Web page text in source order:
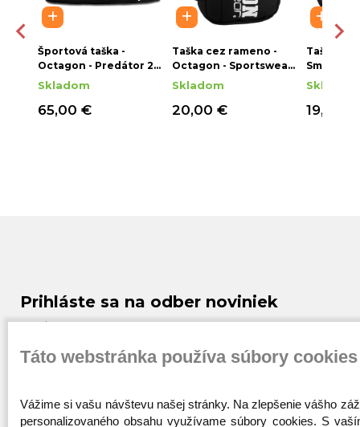
Športová taška -
Octagon - Predátor 2v1
(Batoh)
Skladom
65,00 €
Taška cez rameno -
Octagon - Sportswear
- čierna
Skladom
20,00 €
Taška
Smash -
Skladom
19,00 €
Prihláste sa na odber noviniek
Buďte prvý, kto to vie. Zaregistrujte sa na odber
Táto webstránka používa súbory cookies
Vážime si vašu návštevu našej stránky. Na zlepšenie vášho
personalizovaného obsahu využívame súbory cookies. S